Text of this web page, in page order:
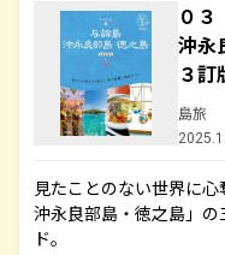
０
沖
３訂
島旅
見たことのない世界に
沖永良部島・徳之島」
ド。